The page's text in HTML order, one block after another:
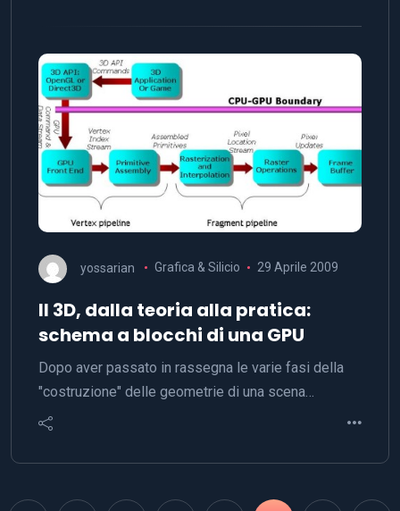
yossarian Grafica & Silicio 29 Aprile 2009
Il 3D, dalla teoria alla pratica:
schema a blocchi di una GPU
Dopo aver passato in rassegna le varie fasi della
"costruzione" delle geometrie di una scena…